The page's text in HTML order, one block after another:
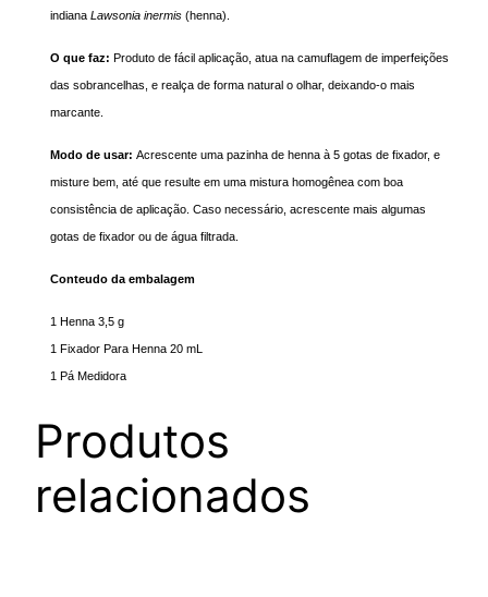
indianaLawsonia inermis(henna).
O que faz: Produto de fácil aplicação, atua na camuflagem de imperfeições
das sobrancelhas, e realça de forma natural o olhar, deixando-o mais
marcante.
Modo de usar: Acrescente uma pazinha de henna à 5 gotas de fixador, e
misture bem, até que resulte em uma mistura homogênea com boa
consistência de aplicação. Caso necessário, acrescente mais algumas
gotas de fixador ou de água filtrada.
Conteudo da embalagem
1 Henna 3,5 g
1 Fixador Para Henna 20 mL
1 Pá Medidora
Produtos
relacionados